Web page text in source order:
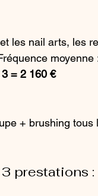
les nail arts, les
moyenne
= 2 160 €
+ brushing tous
prestations :